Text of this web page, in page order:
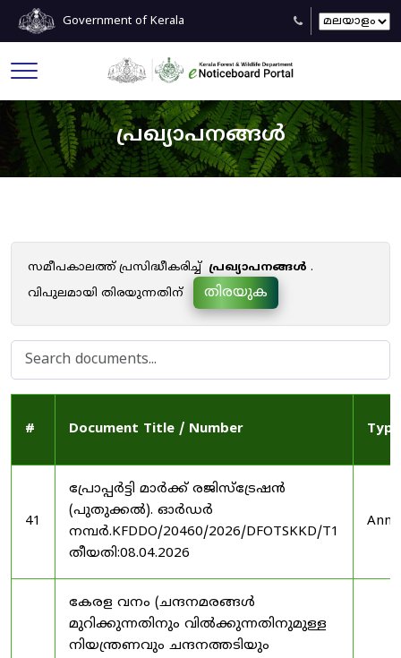
Government of Kerala
പ്രഖ്യാപനങ്ങൾ
സമീപകാലത്ത് പ്രസിദ്ധീകരിച്ച് പ്രഖ്യാപനങ്ങൾ .
വിപുലമായി തിരയുന്നതിന്
തിരയുക
# Document Title / Number Type
41
പ്രോപ്പർട്ടി മാർക്ക് രജിസ്ട്രേഷൻ
(പുതുക്കൽ). ഓർഡർ
നമ്പർ.KFDDO/20460/2026/DFOTSKKD/T1
തീയതി:08.04.2026
കേരള വനം (ചന്ദനമരങ്ങൾ
മുറിക്കുന്നതിനും വിൽക്കുന്നതിനുമുള്ള
നിയന്ത്രണവും ചന്ദനത്തടിയും